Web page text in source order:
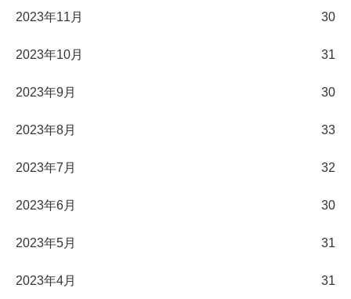
2023年11月 30
2023年10月 31
2023年9月 30
2023年8月 33
2023年7月 32
2023年6月 30
2023年5月 31
2023年4月 31